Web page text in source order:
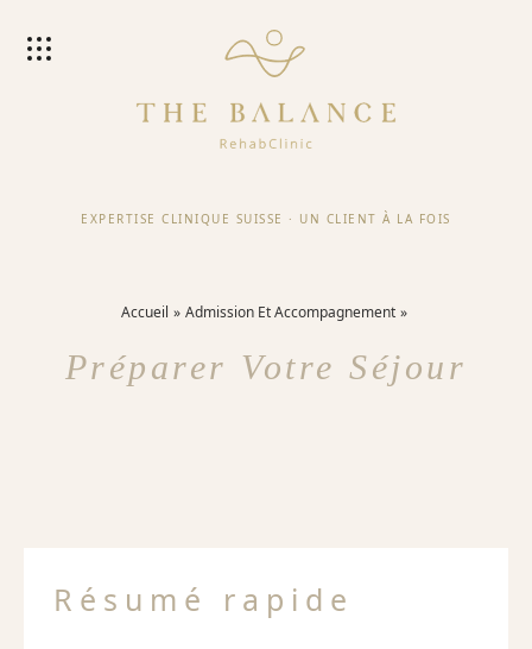
EXPERTISE CLINIQUE SUISSE · UN CLIENT À LA FOIS
Accueil Admission Et Accompagnement
Préparer Votre Séjour
Résumé rapide